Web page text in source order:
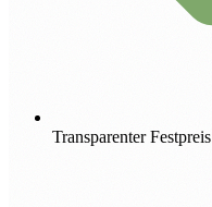
Transparenter Festpreis